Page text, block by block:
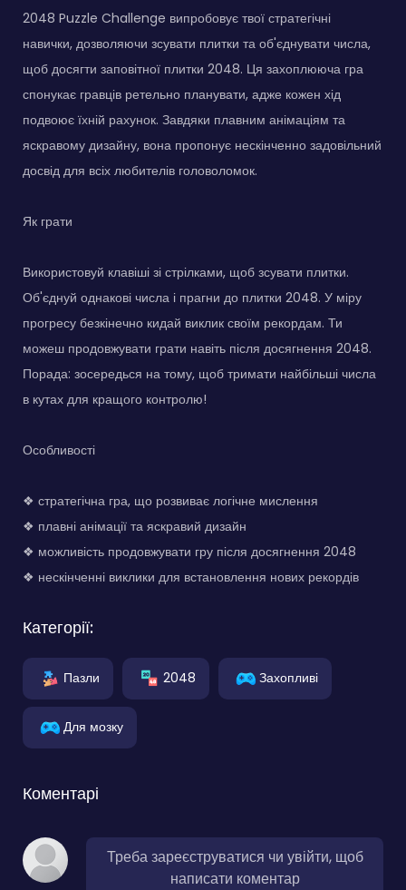
2048 Puzzle Challenge випробовує твої стратегічні
навички, дозволяючи зсувати плитки та об'єднувати числа,
щоб досягти заповітної плитки 2048. Ця захоплююча гра
спонукає гравців ретельно планувати, адже кожен хід
подвоює їхній рахунок. Завдяки плавним анімаціям та
яскравому дизайну, вона пропонує нескінченно задовільний
досвід для всіх любителів головоломок.
Як грати
Використовуй клавіші зі стрілками, щоб зсувати плитки.
Об'єднуй однакові числа і прагни до плитки 2048. У міру
прогресу безкінечно кидай виклик своїм рекордам. Ти
можеш продовжувати грати навіть після досягнення 2048.
Порада: зосередься на тому, щоб тримати найбільші числа
в кутах для кращого контролю!
Особливості
❖ стратегічна гра, що розвиває логічне мислення
❖ плавні анімації та яскравий дизайн
❖ можливість продовжувати гру після досягнення 2048
❖ нескінченні виклики для встановлення нових рекордів
Категорії:
Пазли 2048 Захопливі
Для мозку
Коментарі
Треба зареєструватися чи увійти, щоб
написати коментар